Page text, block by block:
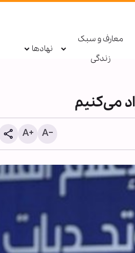
معارف و سبک
زندگی
نهادها
می‌کنیم
دستگیری عامل توهین به
اربعین در فضای مجازی توسط